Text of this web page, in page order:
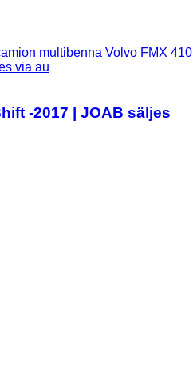
multibenna Volvo FMX 410
via au
-2017 | JOAB säljes